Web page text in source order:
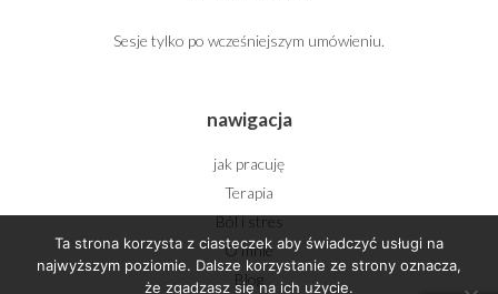
Sesje tylko po wcześniejszym umówieniu.
nawigacja
jak pracuję
Terapia
Ból i stres
O mnie
Blog
Ta strona korzysta z ciasteczek aby świadczyć usługi na
najwyższym poziomie. Dalsze korzystanie ze strony oznacza,
że zgadzasz się na ich użycie.